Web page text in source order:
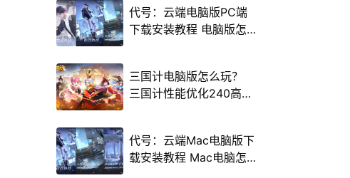
代号：云端电脑版PC端
下载安装教程 电脑版怎
三国计电脑版怎么玩？
三国计性能优化240高帧
代号：云端Mac电脑版下
载安装教程 Mac电脑怎